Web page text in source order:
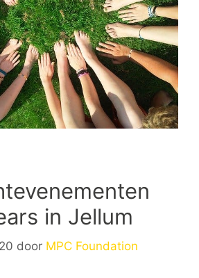
in Jellum
door MPC Foundation